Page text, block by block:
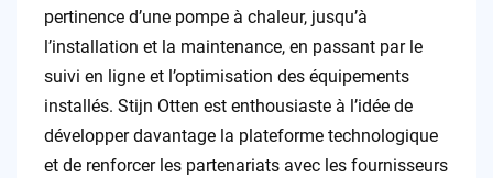
pertinence d’une pompe à chaleur, jusqu’à
l’installation et la maintenance, en passant par le
suivi en ligne et l’optimisation des équipements
installés. Stijn Otten est enthousiaste à l’idée de
développer davantage la plateforme technologique
et de renforcer les partenariats avec les fournisseurs